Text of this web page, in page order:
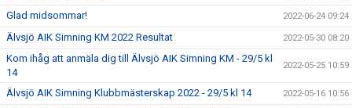
Glad midsommar! 2022-06-24 09:24
Älvsjö AIK Simning KM 2022 Resultat 2022-05-30 08:20
Kom ihåg att anmäla dig till Älvsjö AIK Simning KM - 29/5 kl
14
2022-05-25 10:59
Älvsjö AIK Simning Klubbmästerskap 2022 - 29/5 kl 14 2022-05-16 10:56